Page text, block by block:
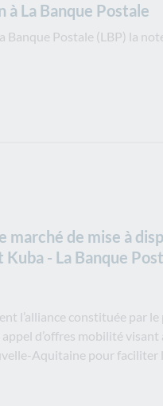
La Banque Postale
Postale (LBP) la
de mise à
- La Banque
l’alliance constituée par
d’offres mobilité
Aquitaine pour faciliter